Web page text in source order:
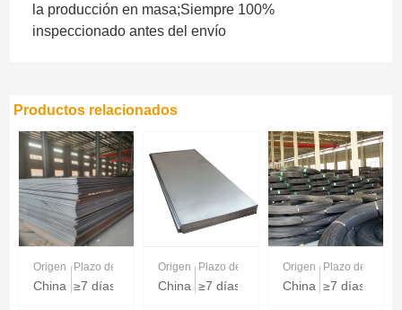
la producción en masa;Siempre 100%
inspeccionado antes del envío
Productos relacionados
Origen
China
Plazo de entrega
≥7 días
Origen
China
Plazo de entrega
≥7 días
Origen
China
Plazo de
≥7 días